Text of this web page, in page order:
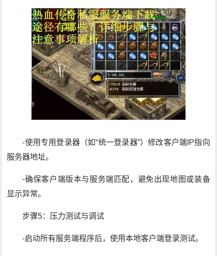
-使用专用登录器（如“统一登录器”）修改客户端IP指向
服务器地址。
-确保客户端版本与服务端匹配，避免出现地图或装备
显示异常。
步骤5：压力测试与调试
-启动所有服务端程序后，使用本地客户端登录测试。